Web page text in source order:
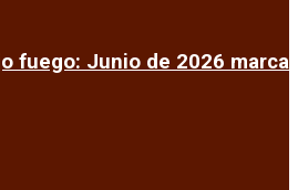
fuego: Junio de 2026 marca